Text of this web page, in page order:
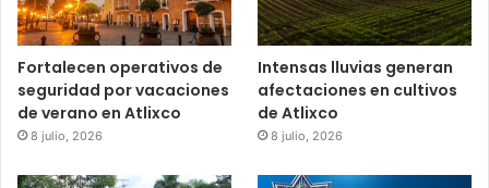
Fortalecen operativos de
seguridad por vacaciones
de verano en Atlixco
8 julio, 2026
Intensas lluvias generan
afectaciones en cultivos
de Atlixco
8 julio, 2026